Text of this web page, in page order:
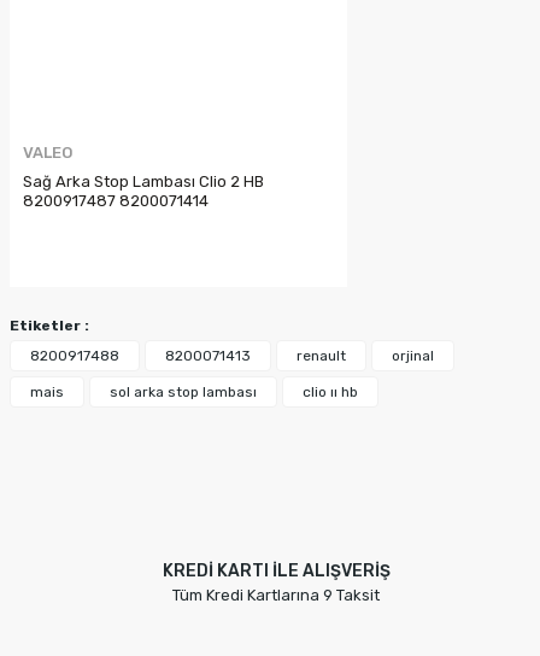
VALEO
Sağ Arka Stop Lambası Clio 2 HB
8200917487 8200071414
Etiketler :
8200917488
8200071413 renault orjinal
mais sol arka stop lambası clio ıı hb
KREDİ KARTI İLE ALIŞVERİŞ
Tüm Kredi Kartlarına 9 Taksit